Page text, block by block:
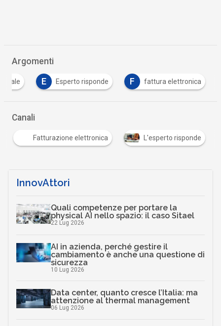
Argomenti
E Esperto risponde F fattura elettronica
Canali
Fatturazione elettronica L'esperto risponde
InnovAttori
Quali competenze per portare la
physical AI nello spazio: il caso Sitael
22 Lug 2026
AI in azienda, perché gestire il
cambiamento è anche una questione di
sicurezza
10 Lug 2026
Data center, quanto cresce l’Italia: ma
attenzione al thermal management
06 Lug 2026